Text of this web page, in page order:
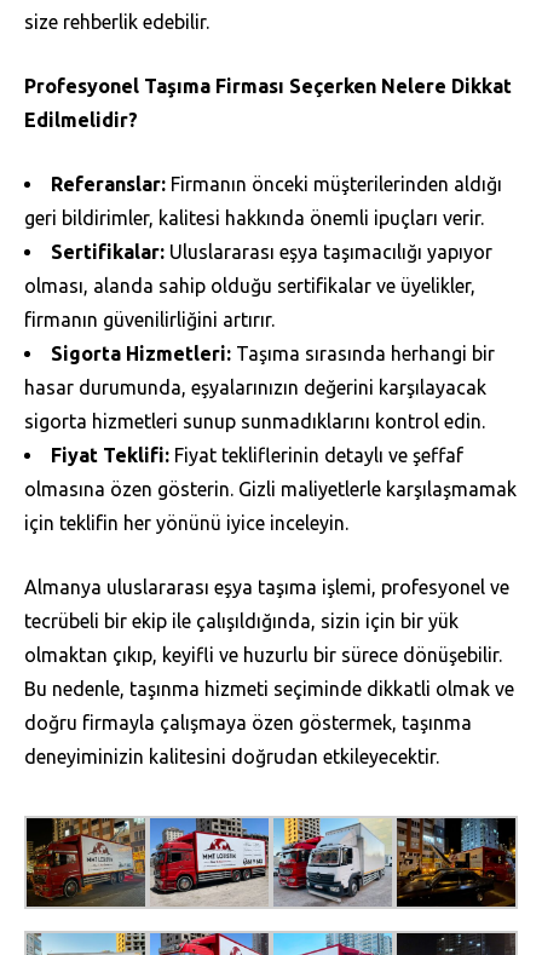
size rehberlik edebilir.
Profesyonel Taşıma Firması Seçerken Nelere Dikkat
Edilmelidir?
Referanslar: Firmanın önceki müşterilerinden aldığı
geri bildirimler, kalitesi hakkında önemli ipuçları verir.
Sertifikalar: Uluslararası eşya taşımacılığı yapıyor
olması, alanda sahip olduğu sertifikalar ve üyelikler,
firmanın güvenilirliğini artırır.
Sigorta Hizmetleri: Taşıma sırasında herhangi bir
hasar durumunda, eşyalarınızın değerini karşılayacak
sigorta hizmetleri sunup sunmadıklarını kontrol edin.
Fiyat Teklifi: Fiyat tekliflerinin detaylı ve şeffaf
olmasına özen gösterin. Gizli maliyetlerle karşılaşmamak
için teklifin her yönünü iyice inceleyin.
Almanya uluslararası eşya taşıma işlemi, profesyonel ve
tecrübeli bir ekip ile çalışıldığında, sizin için bir yük
olmaktan çıkıp, keyifli ve huzurlu bir sürece dönüşebilir.
Bu nedenle, taşınma hizmeti seçiminde dikkatli olmak ve
doğru firmayla çalışmaya özen göstermek, taşınma
deneyiminizin kalitesini doğrudan etkileyecektir.